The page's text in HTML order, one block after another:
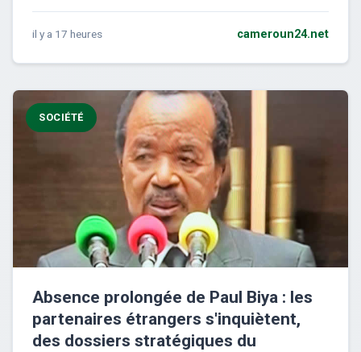
il y a 17 heures cameroun24.net
SOCIÉTÉ
Absence prolongée de Paul Biya : les
partenaires étrangers s'inquiètent,
des dossiers stratégiques du